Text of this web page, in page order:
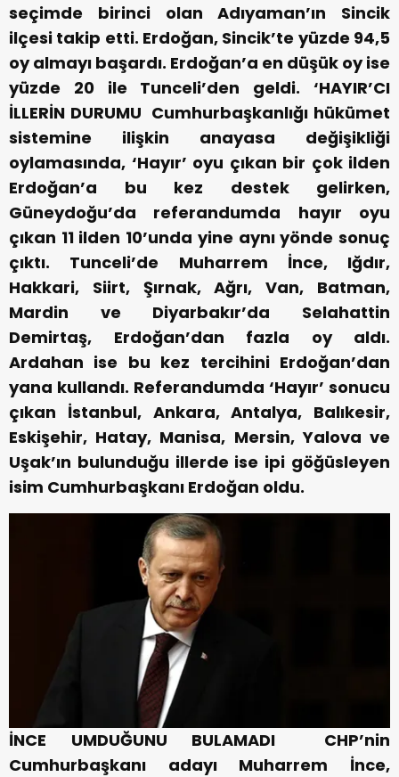
seçimde birinci olan Adıyaman’ın Sincik
ilçesi takip etti. Erdoğan, Sincik’te yüzde 94,5
oy almayı başardı. Erdoğan’a en düşük oy ise
yüzde 20 ile Tunceli’den geldi.
‘HAYIR’CI
İLLERİN DURUMU Cumhurbaşkanlığı hükümet
sistemine ilişkin anayasa değişikliği
oylamasında, ‘Hayır’ oyu çıkan bir çok ilden
Erdoğan’a bu kez destek gelirken,
Güneydoğu’da referandumda hayır oyu
çıkan 11 ilden 10’unda yine aynı yönde sonuç
çıktı. Tunceli’de Muharrem İnce, Iğdır,
Hakkari, Siirt, Şırnak, Ağrı, Van, Batman,
Mardin ve Diyarbakır’da Selahattin
Demirtaş, Erdoğan’dan fazla oy aldı.
Ardahan ise bu kez tercihini Erdoğan’dan
yana kullandı. Referandumda ‘Hayır’ sonucu
çıkan İstanbul, Ankara, Antalya, Balıkesir,
Eskişehir, Hatay, Manisa, Mersin, Yalova ve
Uşak’ın bulunduğu illerde ise ipi göğüsleyen
isim Cumhurbaşkanı Erdoğan oldu.
İNCE UMDUĞUNU BULAMADI
CHP’nin
Cumhurbaşkanı adayı Muharrem İnce,